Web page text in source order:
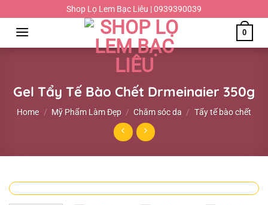
đến
dung
Shop Lọ Lem Bạc Liêu | 0939390039
0
Gel Tẩy Tế Bào Chết Drmeinaier 350g
Home / Mỹ Phẩm Làm Đẹp / Chăm sóc da / Tẩy tế bào chết